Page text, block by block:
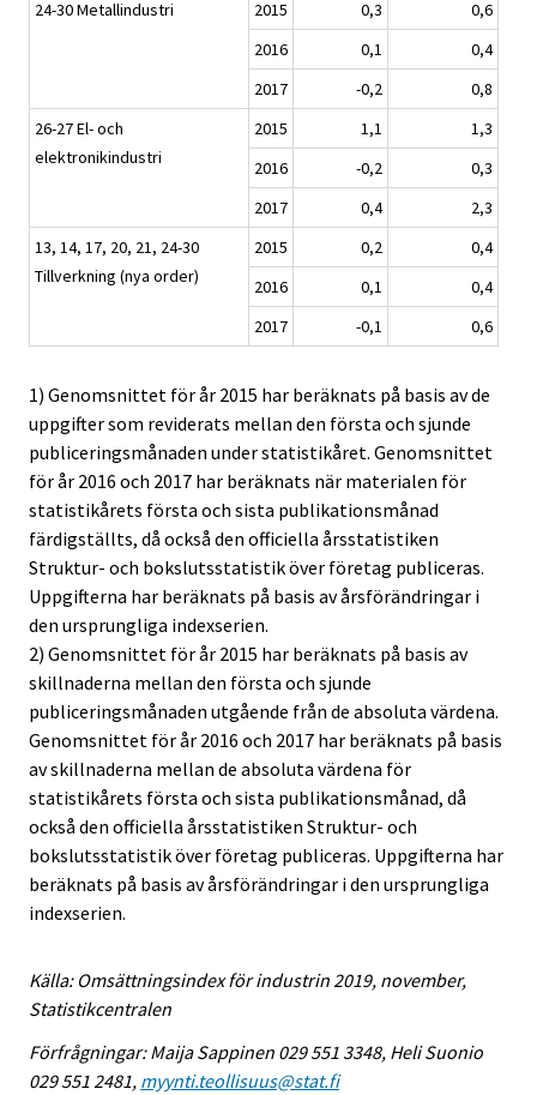
24-30 Metallindustri
2015 0,3
0,6
2016
0,1
0,4
2017
-0,2
0,8
26-27 El- och
elektronikindustri
2015 1,1
1,3
2016
-0,2
0,3
2017
0,4
2,3
13, 14, 17, 20, 21, 24-30
Tillverkning (nya order)
2015 0,2
0,4
2016
0,1
0,4
2017
-0,1 0,6
1) Genomsnittet för år 2015 har beräknats på basis av de
uppgifter som reviderats mellan den första och sjunde
publiceringsmånaden under statistikåret. Genomsnittet
för år 2016 och 2017 har beräknats när materialen för
statistikårets första och sista publikationsmånad
färdigställts, då också den officiella årsstatistiken
Struktur- och bokslutsstatistik över företag publiceras.
Uppgifterna har beräknats på basis av årsförändringar i
den ursprungliga indexserien.
2) Genomsnittet för år 2015 har beräknats på basis av
skillnaderna mellan den första och sjunde
publiceringsmånaden utgående från de absoluta värdena.
Genomsnittet för år 2016 och 2017 har beräknats på basis
av skillnaderna mellan de absoluta värdena för
statistikårets första och sista publikationsmånad, då
också den officiella årsstatistiken Struktur- och
bokslutsstatistik över företag publiceras. Uppgifterna har
beräknats på basis av årsförändringar i den ursprungliga
indexserien.
Källa: Omsättningsindex för industrin 2019, november,
Statistikcentralen
Förfrågningar: Maija Sappinen 029 551 3348, Heli Suonio
029 551 2481, myynti.teollisuus@stat.fi